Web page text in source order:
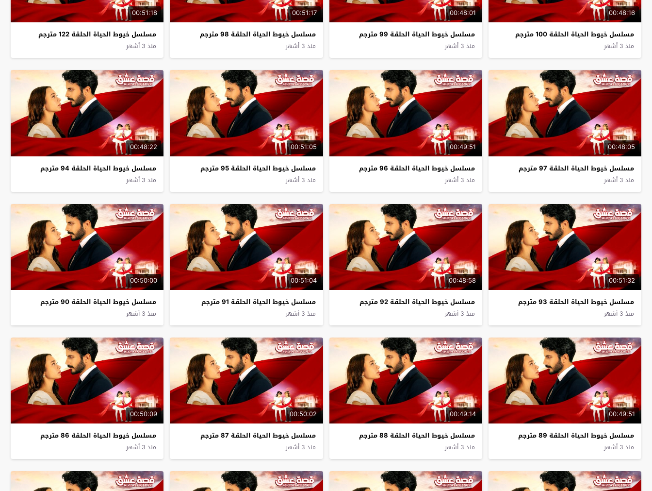
00:48:16
مسلسل خيوط الحياة الحلقة 100 مترجم
منذ 3 أشهر
00:48:01
مسلسل خيوط الحياة الحلقة 99 مترجم
منذ 3 أشهر
00:51:17
مسلسل خيوط الحياة الحلقة 98 مترجم
منذ 3 أشهر
00:51:18
مسلسل خيوط الحياة الحلقة 122 مترجم
منذ 3 أشهر
00:48:05
مسلسل خيوط الحياة الحلقة 97 مترجم
منذ 3 أشهر
00:49:51
مسلسل خيوط الحياة الحلقة 96 مترجم
منذ 3 أشهر
00:51:05
مسلسل خيوط الحياة الحلقة 95 مترجم
منذ 3 أشهر
00:48:22
مسلسل خيوط الحياة الحلقة 94 مترجم
منذ 3 أشهر
00:51:32
مسلسل خيوط الحياة الحلقة 93 مترجم
منذ 3 أشهر
00:48:58
مسلسل خيوط الحياة الحلقة 92 مترجم
منذ 3 أشهر
00:51:04
مسلسل خيوط الحياة الحلقة 91 مترجم
منذ 3 أشهر
00:50:00
مسلسل خيوط الحياة الحلقة 90 مترجم
منذ 3 أشهر
00:49:51
مسلسل خيوط الحياة الحلقة 89 مترجم
منذ 3 أشهر
00:49:14
مسلسل خيوط الحياة الحلقة 88 مترجم
منذ 3 أشهر
00:50:02
مسلسل خيوط الحياة الحلقة 87 مترجم
منذ 3 أشهر
00:50:09
مسلسل خيوط الحياة الحلقة 86 مترجم
منذ 3 أشهر